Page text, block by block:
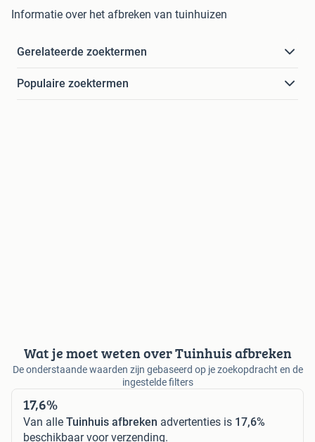
Informatie over het afbreken van tuinhuizen
Gerelateerde zoektermen
Populaire zoektermen
Wat je moet weten over Tuinhuis afbreken
De onderstaande waarden zijn gebaseerd op je zoekopdracht en de
ingestelde filters
17,6%
Van alle Tuinhuis afbreken advertenties is 17,6%
beschikbaar voor verzending.